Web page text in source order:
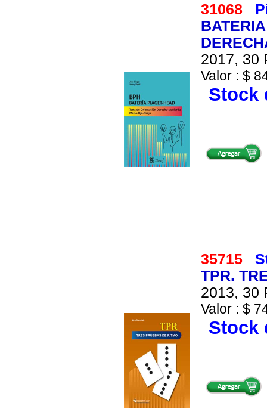
31068
2017, 30
Valor : $
Stock
35715
TPR.
2013, 30
Valor : $
Stock